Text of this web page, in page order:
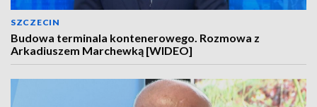
SZCZECIN
Budowa terminala kontenerowego. Rozmowa z
Arkadiuszem Marchewką [WIDEO]